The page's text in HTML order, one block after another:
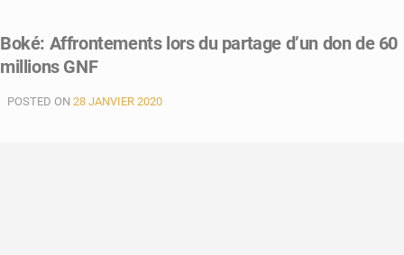
Boké: Affrontements lors du partage d’un don de 60
millions GNF
POSTED ON 28 JANVIER 2020